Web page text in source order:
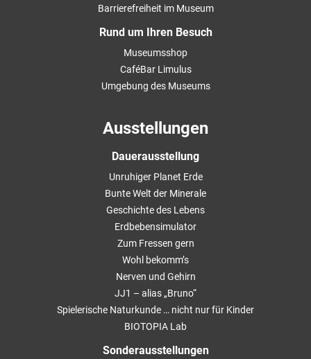
Barrierefreiheit im Museum
Rund um Ihren Besuch
Museumsshop
CaféBar Limulus
Umgebung des Museums
Ausstellungen
Dauerausstellung
Unruhiger Planet Erde
Bunte Welt der Minerale
Geschichte des Lebens
Erdbebensimulator
Zum Fressen gern
Wohl bekomm’s
Nerven und Gehirn
JJ1 – alias „Bruno“
Spielerische Naturkunde … nicht nur für Kinder
BIOTOPIA Lab
Sonderausstellungen